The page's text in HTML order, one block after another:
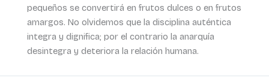
pequeños se convertirá en frutos dulces o en frutos
amargos. No olvidemos que la disciplina auténtica
integra y dignifica; por el contrario la anarquía
desintegra y deteriora la relación humana.